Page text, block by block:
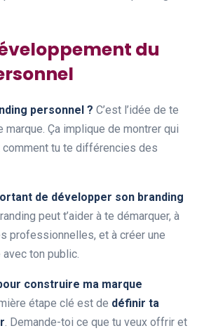
du
personnel ? C’est l’idée de te
marque. Ça implique de montrer qui
tu te différencies des
de développer son branding
peut t’aider à te démarquer, à
professionnelles, et à créer une
ton public.
construire ma marque
étape clé est de définir ta
. Demande-toi ce que tu veux offrir et